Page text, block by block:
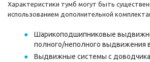
Характеристики тумб могут быть
использованием дополнительной
Шарикоподшипниковые
полного/неполного выдвижения
Выдвижные системы с